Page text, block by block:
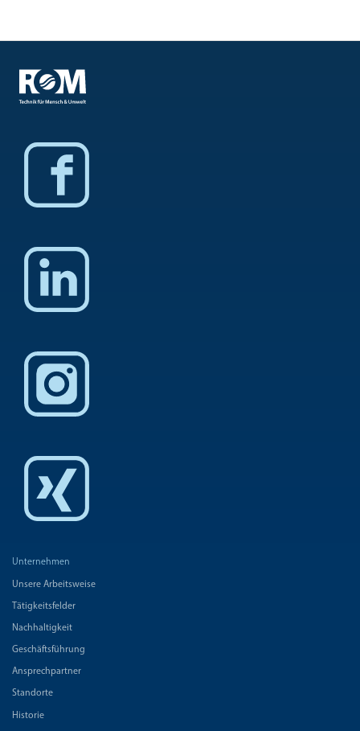
Unternehmen
Unsere Arbeitsweise
Tätigkeitsfelder
Nachhaltigkeit
Geschäftsführung
Ansprechpartner
Standorte
Historie